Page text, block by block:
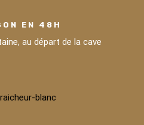
EN 48H
au départ de la cave